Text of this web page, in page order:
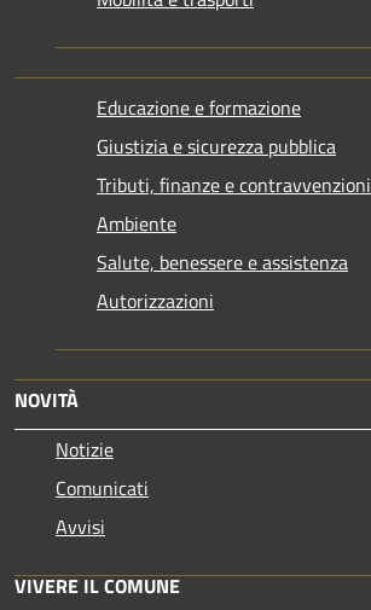
Educazione e formazione
Giustizia e sicurezza pubblica
Tributi, finanze e contravvenzioni
Ambiente
Salute, benessere e assistenza
Autorizzazioni
NOVITÀ
Notizie
Comunicati
Avvisi
VIVERE IL COMUNE